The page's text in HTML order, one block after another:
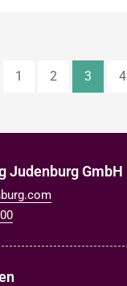
1 2 3 4
Judenburg GmbH